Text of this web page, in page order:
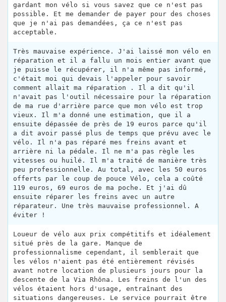
gardant mon vélo si vous savez que ce n'est pas
possible. Et me demander de payer pour des choses
que je n'ai pas demandées, ça ce n'est pas
acceptable.
Très mauvaise expérience. J'ai laissé mon vélo en
réparation et il a fallu un mois entier avant que
je puisse le récupérer, il n'a même pas informé,
c'était moi qui devais l'appeler pour savoir
comment allait ma réparation . Il a dit qu'il
n'avait pas l'outil nécessaire pour la réparation
de ma rue d'arrière parce que mon vélo est trop
vieux. Il m'a donné une estimation, que il a
ensuite dépassée de près de 19 euros parce qu'il
a dit avoir passé plus de temps que prévu avec le
vélo. Il n'a pas réparé mes freins avant et
arrière ni la pédale. Il ne m'a pas règle les
vitesses ou huilé. Il m'a traité de manière très
peu professionnelle. Au total, avec les 50 euros
offerts par le coup de pouce Vélo, cela a coûté
119 euros, 69 euros de ma poche. Et j'ai dû
ensuite réparer les freins avec un autre
réparateur. Une très mauvaise professionnel. A
éviter !
Loueur de vélo aux prix compétitifs et idéalement
situé près de la gare. Manque de
professionnalisme cependant, il semblerait que
les vélos n'aient pas été entièrement révisés
avant notre location de plusieurs jours pour la
descente de la Via Rhôna. Les freins de l'un des
vélos étaient hors d'usage, entraînant des
situations dangereuses. Le service pourrait être